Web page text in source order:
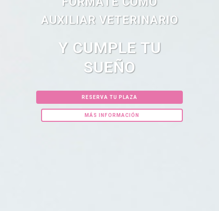
AUXILIAR VETERINARIO
Y CUMPLE TU
SUEÑO
RESERVA TU PLAZA
MÁS INFORMACIÓN